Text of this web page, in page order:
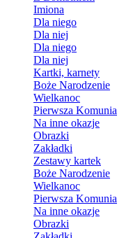
Imiona
Dla niego
Dla niej
Dla niego
Dla niej
Kartki, karnety
Boże Narodzenie
Wielkanoc
Pierwsza Komunia
Na inne okazje
Obrazki
Zakładki
Zestawy kartek
Boże Narodzenie
Wielkanoc
Pierwsza Komunia
Na inne okazje
Obrazki